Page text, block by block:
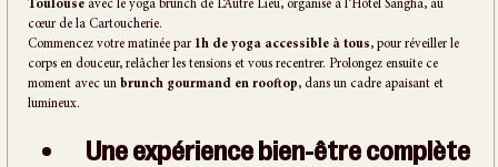
Toulouse avec le yoga brunch de L’Autre Lieu, organisé à l’Hôtel Sangha, au
cœur de la Cartoucherie.
Commencez votre matinée par 1h de yoga accessible à tous, pour réveiller le
corps en douceur, relâcher les tensions et vous recentrer. Prolongez ensuite ce
moment avec un brunch gourmand en rooftop, dans un cadre apaisant et
lumineux.
Une expérience bien-être complète